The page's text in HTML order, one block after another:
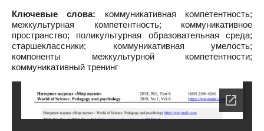
Ключевые слова: коммуникативная компетентность;
межкультурная компетентность; коммуникативное
пространство; поликультурная образовательная среда;
старшеклассники; коммуникативная умелость;
компоненты межкультурной компетентности;
коммуникативный тренинг